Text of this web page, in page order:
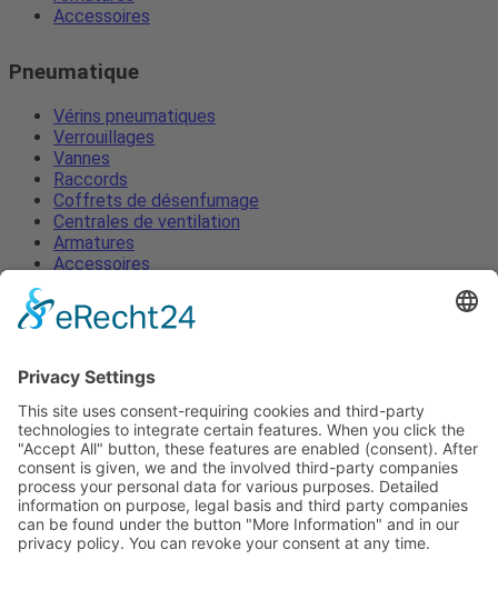
Accessoires
Pneumatique
Vérins pneumatiques
Verrouillages
Vannes
Raccords
Coffrets de désenfumage
Centrales de ventilation
Armatures
Accessoires
Vérins pneumatiques
Verrouillages
Raccords
Coffrets de désenfumage
Centrales de ventilation
Armatures
Accessoires
Mentions légales
Protection des données
Termes et Conditions